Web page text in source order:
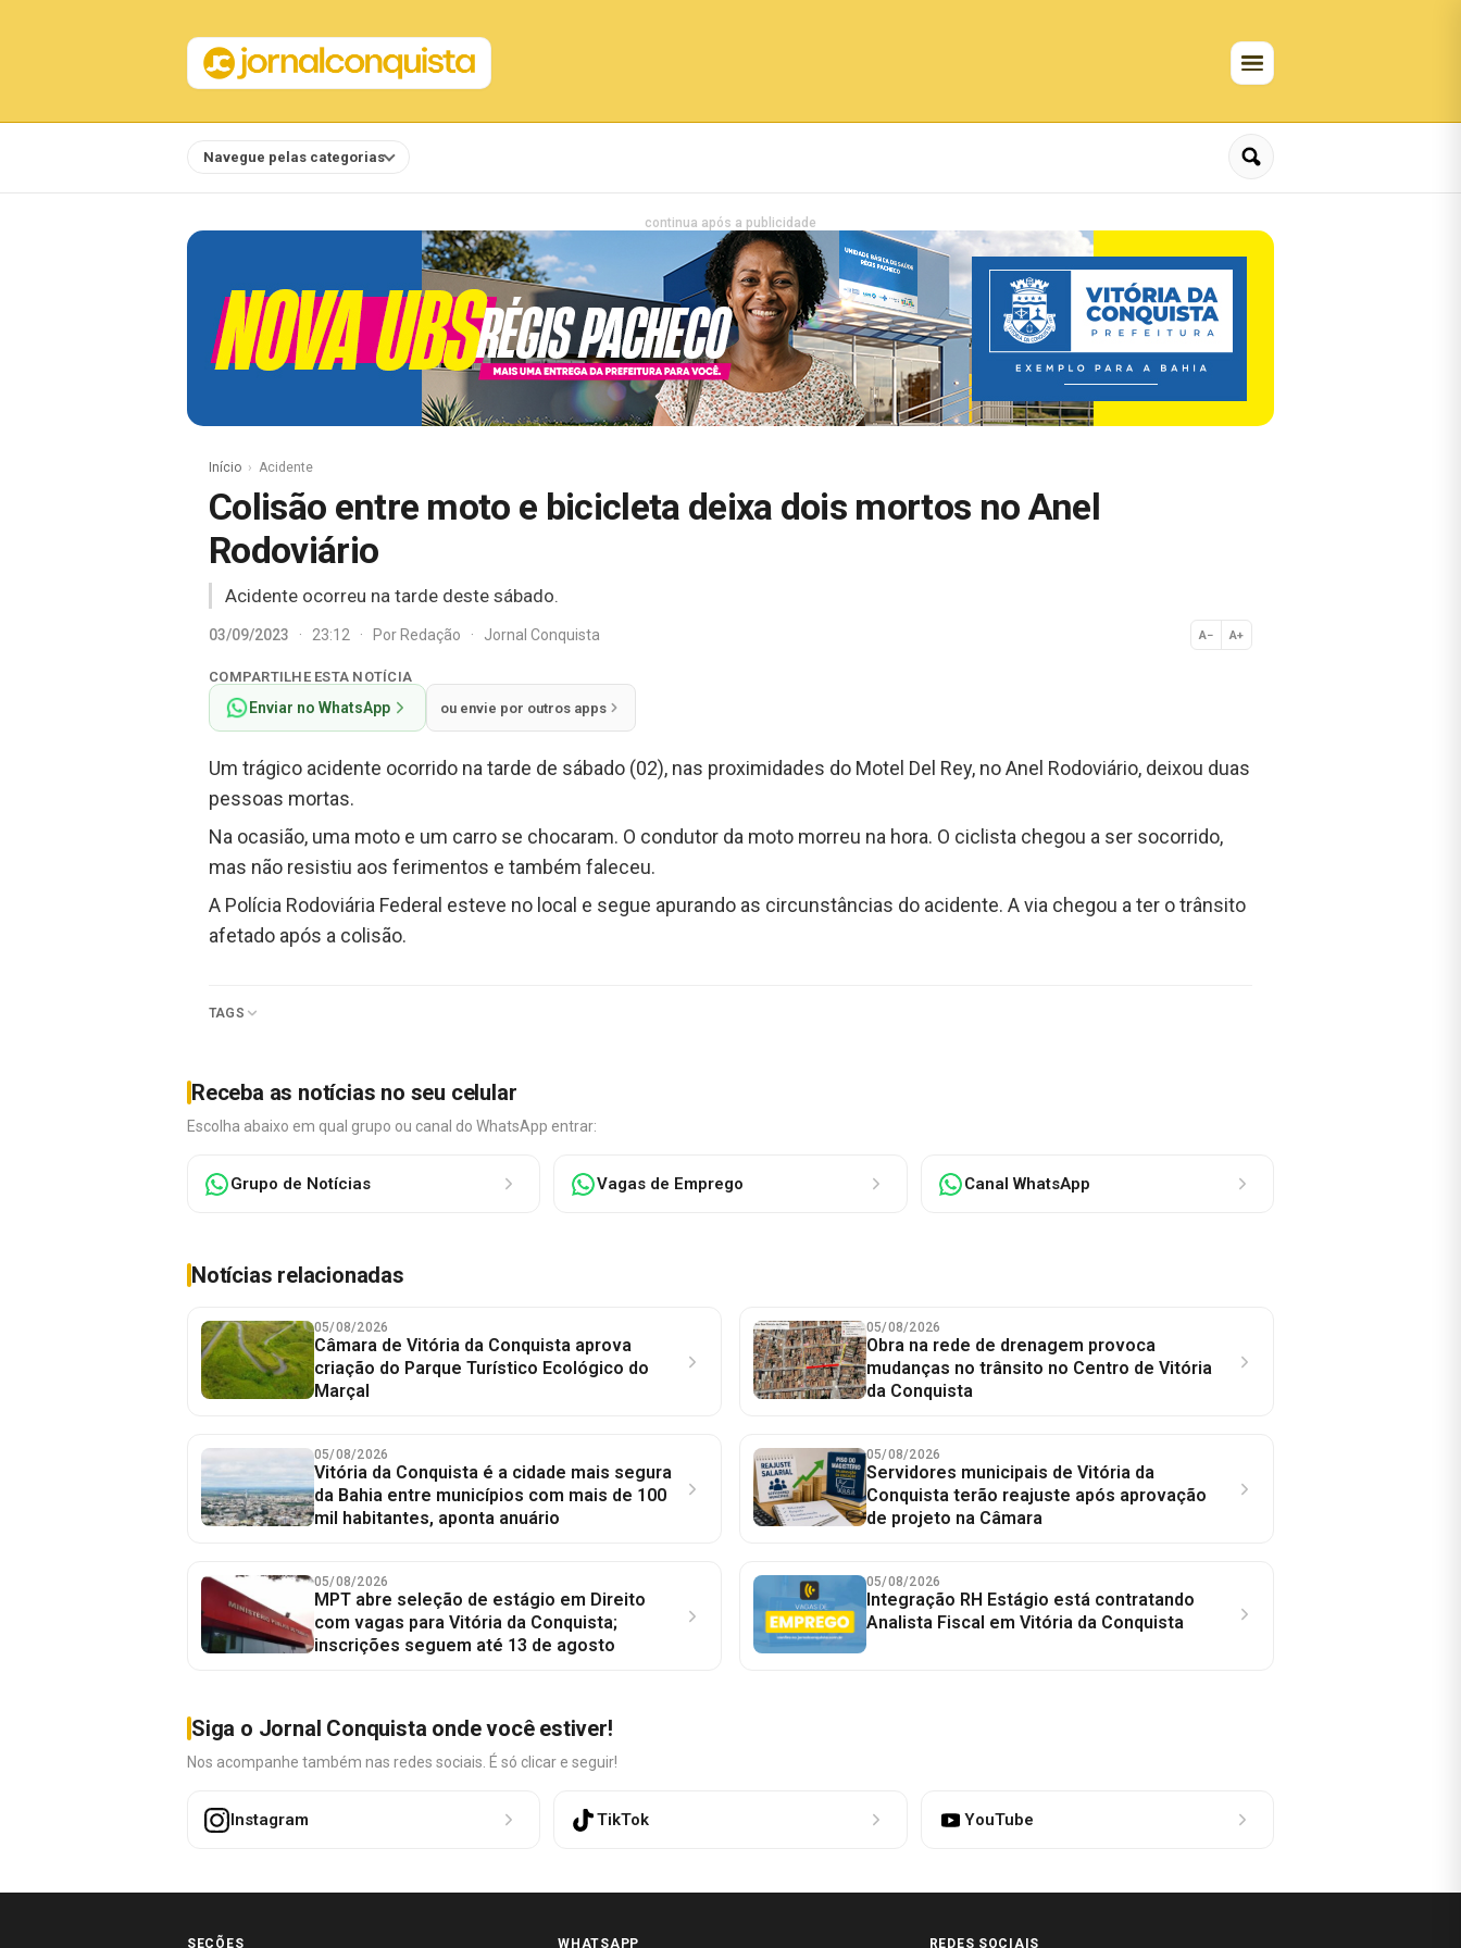
Navegue pelas categorias
continua após a publicidade
Início Acidente
Colisão entre moto e bicicleta deixa dois mortos no Anel
Rodoviário
Acidente ocorreu na tarde deste sábado.
03/09/2023 · 23:12 · PorRedação · Jornal Conquista A− A+
Normal
COMPARTILHE ESTA NOTÍCIA
Enviar no WhatsApp ou envie por outros apps
Um trágico acidente ocorrido na tarde de sábado (02), nas proximidades do Motel Del Rey, no Anel Rodoviário, deixou duas
pessoas mortas.
Na ocasião, uma moto e um carro se chocaram. O condutor da moto morreu na hora. O ciclista chegou a ser socorrido,
mas não resistiu aos ferimentos e também faleceu.
A Polícia Rodoviária Federal esteve no local e segue apurando as circunstâncias do acidente. A via chegou a ter o trânsito
afetado após a colisão.
TAGS
Receba as notícias no seu celular
Escolha abaixo em qual grupo ou canal do WhatsApp entrar:
Grupo de Notícias Vagas de Emprego Canal WhatsApp
Notícias relacionadas
05/08/2026
Câmara de Vitória da Conquista aprova
criação do Parque Turístico Ecológico do
Marçal
05/08/2026
Obra na rede de drenagem provoca
mudanças no trânsito no Centro de Vitória
da Conquista
05/08/2026
Vitória da Conquista é a cidade mais segura
da Bahia entre municípios com mais de 100
mil habitantes, aponta anuário
05/08/2026
Servidores municipais de Vitória da
Conquista terão reajuste após aprovação
de projeto na Câmara
05/08/2026
MPT abre seleção de estágio em Direito
com vagas para Vitória da Conquista;
inscrições seguem até 13 de agosto
05/08/2026
Integração RH Estágio está contratando
Analista Fiscal em Vitória da Conquista
Siga o Jornal Conquista onde você estiver!
Nos acompanhe também nas redes sociais. É só clicar e seguir!
Instagram TikTok YouTube
SEÇÕES WHATSAPP REDES SOCIAIS